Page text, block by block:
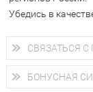
Убедись в
СВЯЗАТЬСЯ
+7 (800) 707-24-55
Мы будем рады
магазина,
БОНУСНАЯ